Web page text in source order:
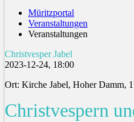
Müritzportal
Veranstaltungen
Veranstaltungen
Christvesper Jabel
2023-12-24, 18:00
Ort: Kirche Jabel, Hoher Damm,
Christvespern